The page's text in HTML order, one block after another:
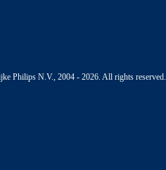
Philips N.V., 2004 - 2026. All rights reserved.